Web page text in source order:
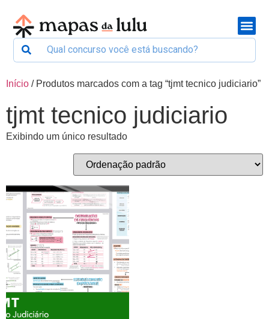
Início / Produtos marcados com a tag “tjmt tecnico judiciario”
tjmt tecnico judiciario
Exibindo um único resultado